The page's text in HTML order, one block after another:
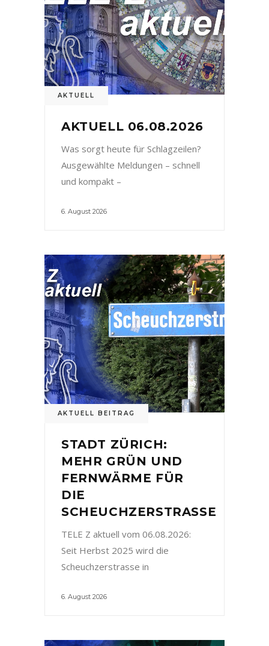
AKTUELL
AKTUELL 06.08.2026
Was sorgt heute für Schlagzeilen?
Ausgewählte Meldungen – schnell
und kompakt –
6. August 2026
AKTUELL BEITRAG
STADT ZÜRICH:
MEHR GRÜN UND
FERNWÄRME FÜR
DIE
SCHEUCHZERSTRASSE
TELE Z aktuell vom 06.08.2026:
Seit Herbst 2025 wird die
Scheuchzerstrasse in
6. August 2026